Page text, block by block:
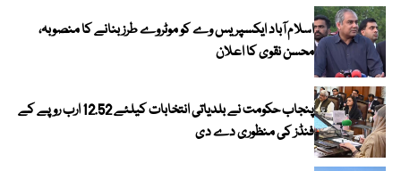
اسلام آباد ایکسپریس وے کو موٹروے طرز بنانے کا منصوبہ،
محسن نقوی کا اعلان
پنجاب حکومت نے بلدیاتی انتخابات کیلئے 12.52 ارب روپے کے
فنڈز کی منظوری دے دی